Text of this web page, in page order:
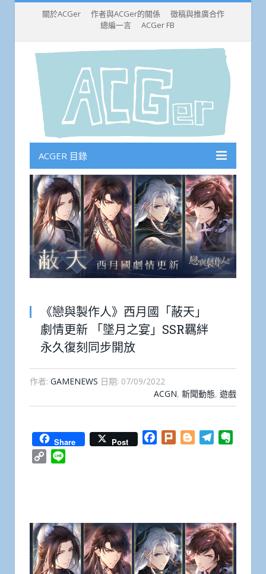
關於ACGer 作者與ACGer的關係
徵稿與推廣合作
總編一言
ACGer FB
ACGER 目錄
《戀與製作人》西月國「蔽天」
劇情更新 「墜月之宴」SSR羈絆
永久復刻同步開放
作者: GAMENEWS 日期: 07/09/2022
ACGN, 新聞動態, 遊戲
Share Post Facebook
Plurk BloggerTelegram
Copy